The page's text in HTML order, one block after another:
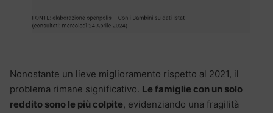
Nonostante un lieve miglioramento rispetto al 2021, il
problema rimane significativo. Le famiglie con un solo
reddito sono le più colpite, evidenziando una fragilità